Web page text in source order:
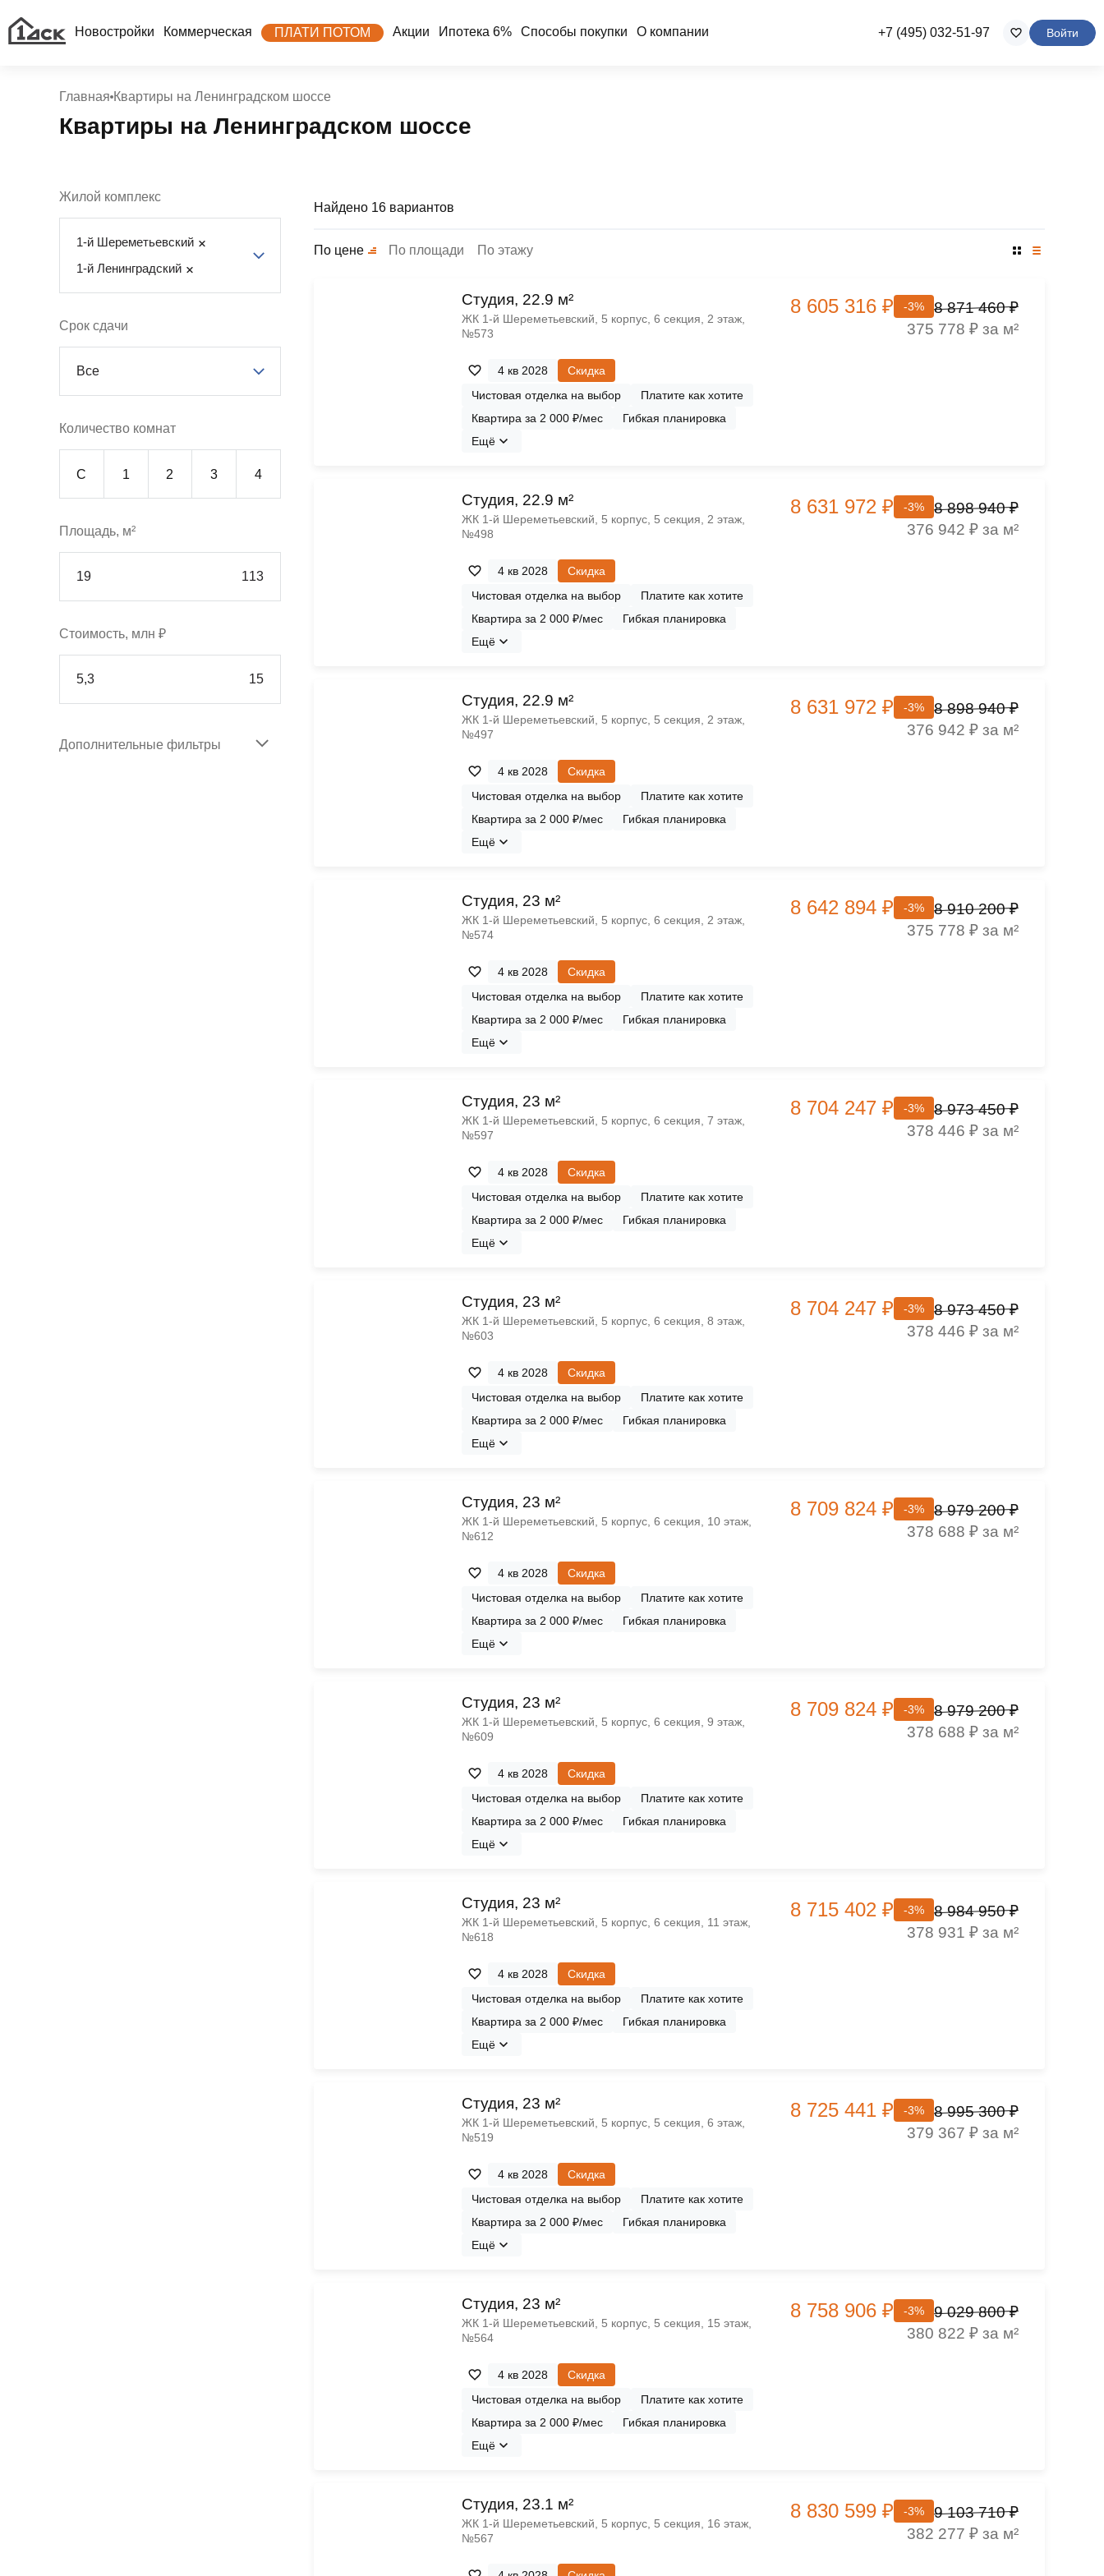
Новостройки Коммерческая ПЛАТИ ПОТОМ Акции Ипотека 6% Способы покупки О компании +7 (495) 032-51-97 Войти
Главная Квартиры на Ленинградском шоссе
Квартиры на Ленинградском шоссе
Жилой комплекс
1-й Шереметьевский
1-й Ленинградский
Срок сдачи
Все
Количество комнат
С 1 2 3 4
Площадь, м²
Стоимость, млн ₽
Дополнительные фильтры
Найдено 16 вариантов
По цене По площади По этажу
Cтудия, 22.9 м²
ЖК 1‑й Шереметьевский, 5 корпус, 6 секция, 2 этаж,
№573
4 кв 2028
Скидка
Чистовая отделка на выбор
Платите как хотите
Квартира за 2 000 ₽/мес
Гибкая планировка
Ещё
8 605 316 ₽ -3%
8 871 460 ₽
375 778 ₽ за м²
Cтудия, 22.9 м²
ЖК 1‑й Шереметьевский, 5 корпус, 5 секция, 2 этаж,
№498
4 кв 2028
Скидка
Чистовая отделка на выбор
Платите как хотите
Квартира за 2 000 ₽/мес
Гибкая планировка
Ещё
8 631 972 ₽ -3%
8 898 940 ₽
376 942 ₽ за м²
Cтудия, 22.9 м²
ЖК 1‑й Шереметьевский, 5 корпус, 5 секция, 2 этаж,
№497
4 кв 2028
Скидка
Чистовая отделка на выбор
Платите как хотите
Квартира за 2 000 ₽/мес
Гибкая планировка
Ещё
8 631 972 ₽ -3%
8 898 940 ₽
376 942 ₽ за м²
Cтудия, 23 м²
ЖК 1‑й Шереметьевский, 5 корпус, 6 секция, 2 этаж,
№574
4 кв 2028
Скидка
Чистовая отделка на выбор
Платите как хотите
Квартира за 2 000 ₽/мес
Гибкая планировка
Ещё
8 642 894 ₽ -3%
8 910 200 ₽
375 778 ₽ за м²
Cтудия, 23 м²
ЖК 1‑й Шереметьевский, 5 корпус, 6 секция, 7 этаж,
№597
4 кв 2028
Скидка
Чистовая отделка на выбор
Платите как хотите
Квартира за 2 000 ₽/мес
Гибкая планировка
Ещё
8 704 247 ₽ -3%
8 973 450 ₽
378 446 ₽ за м²
Cтудия, 23 м²
ЖК 1‑й Шереметьевский, 5 корпус, 6 секция, 8 этаж,
№603
4 кв 2028
Скидка
Чистовая отделка на выбор
Платите как хотите
Квартира за 2 000 ₽/мес
Гибкая планировка
Ещё
8 704 247 ₽ -3%
8 973 450 ₽
378 446 ₽ за м²
Cтудия, 23 м²
ЖК 1‑й Шереметьевский, 5 корпус, 6 секция, 10 этаж,
№612
4 кв 2028
Скидка
Чистовая отделка на выбор
Платите как хотите
Квартира за 2 000 ₽/мес
Гибкая планировка
Ещё
8 709 824 ₽ -3%
8 979 200 ₽
378 688 ₽ за м²
Cтудия, 23 м²
ЖК 1‑й Шереметьевский, 5 корпус, 6 секция, 9 этаж,
№609
4 кв 2028
Скидка
Чистовая отделка на выбор
Платите как хотите
Квартира за 2 000 ₽/мес
Гибкая планировка
Ещё
8 709 824 ₽ -3%
8 979 200 ₽
378 688 ₽ за м²
Cтудия, 23 м²
ЖК 1‑й Шереметьевский, 5 корпус, 6 секция, 11 этаж,
№618
4 кв 2028
Скидка
Чистовая отделка на выбор
Платите как хотите
Квартира за 2 000 ₽/мес
Гибкая планировка
Ещё
8 715 402 ₽ -3%
8 984 950 ₽
378 931 ₽ за м²
Cтудия, 23 м²
ЖК 1‑й Шереметьевский, 5 корпус, 5 секция, 6 этаж,
№519
4 кв 2028
Скидка
Чистовая отделка на выбор
Платите как хотите
Квартира за 2 000 ₽/мес
Гибкая планировка
Ещё
8 725 441 ₽ -3%
8 995 300 ₽
379 367 ₽ за м²
Cтудия, 23 м²
ЖК 1‑й Шереметьевский, 5 корпус, 5 секция, 15 этаж,
№564
4 кв 2028
Скидка
Чистовая отделка на выбор
Платите как хотите
Квартира за 2 000 ₽/мес
Гибкая планировка
Ещё
8 758 906 ₽ -3%
9 029 800 ₽
380 822 ₽ за м²
Cтудия, 23.1 м²
ЖК 1‑й Шереметьевский, 5 корпус, 5 секция, 16 этаж,
№567
8 830 599 ₽ -3%
9 103 710 ₽
382 277 ₽ за м²